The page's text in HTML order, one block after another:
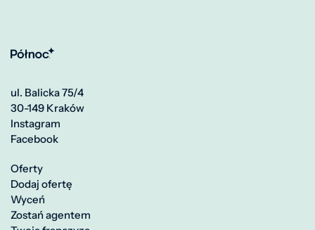
Dodaj ofertę
Wyceń
Zostań agentem
Twoja franczyza
O firmie
Oddziały
Blog
Kontakt